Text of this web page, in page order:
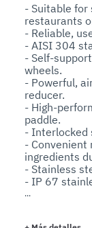
- Suitable for
restaurants
- Reliable,
- AISI 304
- Self-
wheels.
- Powerful,
reducer.
- High-
paddle.
- Interlocked
- Convenient
ingredients
- Stainless
- IP 67
- Forced air-